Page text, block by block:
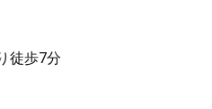
徒歩7分